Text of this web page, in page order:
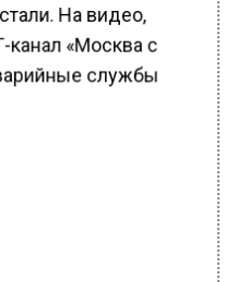
На видео,
канал «Москва с
службы